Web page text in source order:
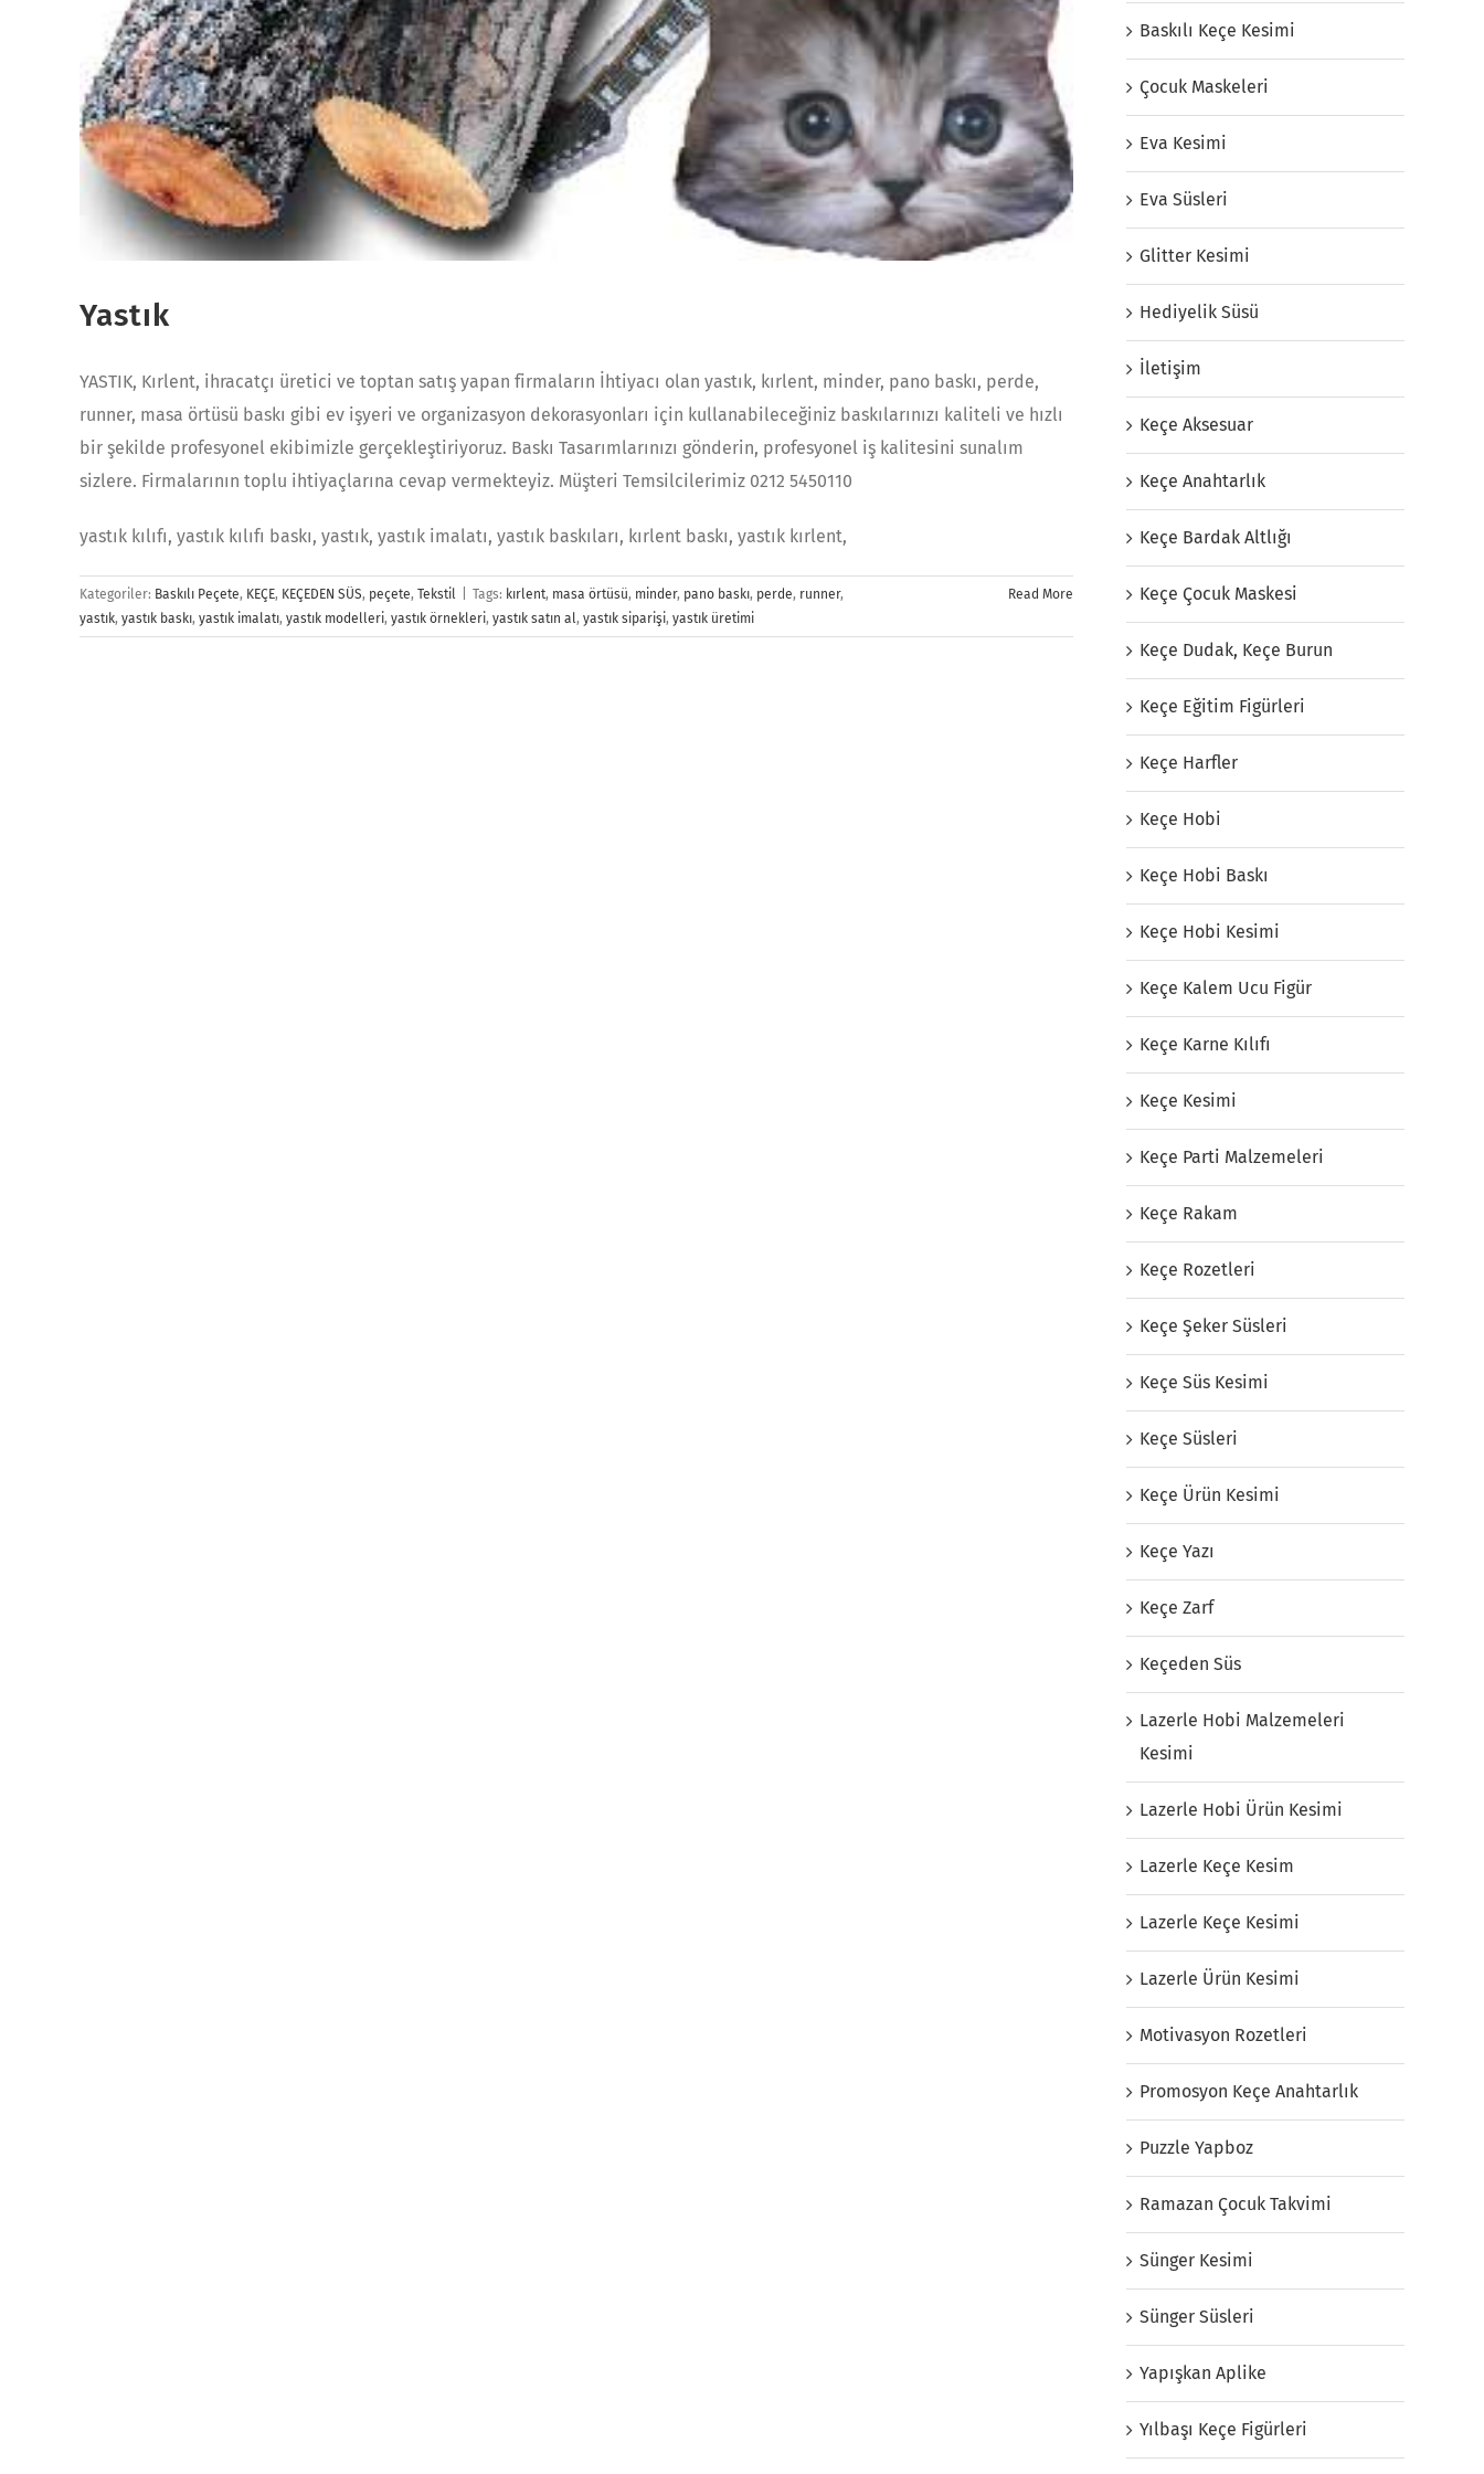
Yastık
YASTIK, Kırlent, ihracatçı üretici ve toptan satış yapan firmaların İhtiyacı olan yastık, kırlent, minder, pano baskı, perde,
runner, masa örtüsü baskı gibi ev işyeri ve organizasyon dekorasyonları için kullanabileceğiniz baskılarınızı kaliteli ve hızlı
bir şekilde profesyonel ekibimizle gerçekleştiriyoruz. Baskı Tasarımlarınızı gönderin, profesyonel iş kalitesini sunalım
sizlere. Firmalarının toplu ihtiyaçlarına cevap vermekteyiz. Müşteri Temsilcilerimiz 0212 5450110
yastık kılıfı, yastık kılıfı baskı, yastık, yastık imalatı, yastık baskıları, kırlent baskı, yastık kırlent,
Kategoriler: Baskılı Peçete, KEÇE, KEÇEDEN SÜS, peçete, Tekstil Tags: kırlent, masa örtüsü, minder, pano baskı, perde, runner,
yastık, yastık baskı, yastık imalatı, yastık modelleri, yastık örnekleri, yastık satın al, yastık siparişi, yastık üretimi
Read More
Baskılı Keçe Kesimi
Çocuk Maskeleri
Eva Kesimi
Eva Süsleri
Glitter Kesimi
Hediyelik Süsü
İletişim
Keçe Aksesuar
Keçe Anahtarlık
Keçe Bardak Altlığı
Keçe Çocuk Maskesi
Keçe Dudak, Keçe Burun
Keçe Eğitim Figürleri
Keçe Harfler
Keçe Hobi
Keçe Hobi Baskı
Keçe Hobi Kesimi
Keçe Kalem Ucu Figür
Keçe Karne Kılıfı
Keçe Kesimi
Keçe Parti Malzemeleri
Keçe Rakam
Keçe Rozetleri
Keçe Şeker Süsleri
Keçe Süs Kesimi
Keçe Süsleri
Keçe Ürün Kesimi
Keçe Yazı
Keçe Zarf
Keçeden Süs
Lazerle Hobi Malzemeleri
Kesimi
Lazerle Hobi Ürün Kesimi
Lazerle Keçe Kesim
Lazerle Keçe Kesimi
Lazerle Ürün Kesimi
Motivasyon Rozetleri
Promosyon Keçe Anahtarlık
Puzzle Yapboz
Ramazan Çocuk Takvimi
Sünger Kesimi
Sünger Süsleri
Yapışkan Aplike
Yılbaşı Keçe Figürleri